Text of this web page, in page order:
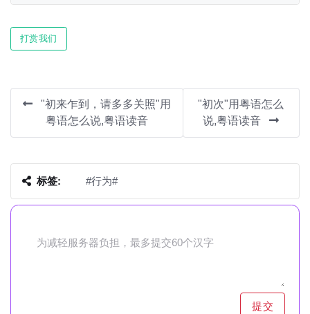
打赏我们
"初来乍到，请多多关照"用
粤语怎么说,粤语读音
"初次"用粤语怎么
说,粤语读音
标签: #行为#
提交